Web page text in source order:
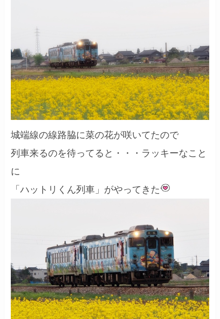
城端線の線路脇に菜の花が咲いてたので
列車来るのを待ってると・・・ラッキーなこと
に
「ハットリくん列車」がやってきた